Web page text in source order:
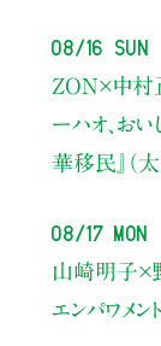
08/16 Sun
ZON×中村
ーハオ、おい
華移民』（
08/17 Mon
山崎明子×
エンパワメ